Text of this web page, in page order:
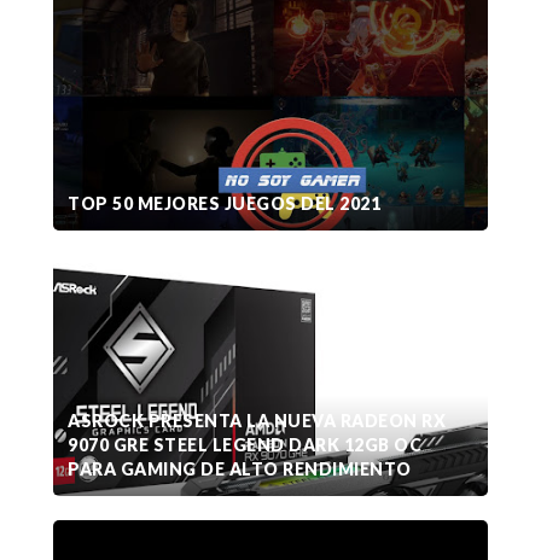
TOP 50 MEJORES JUEGOS DEL 2021
ASROCK PRESENTA LA NUEVA RADEON RX
9070 GRE STEEL LEGEND DARK 12GB OC
PARA GAMING DE ALTO RENDIMIENTO